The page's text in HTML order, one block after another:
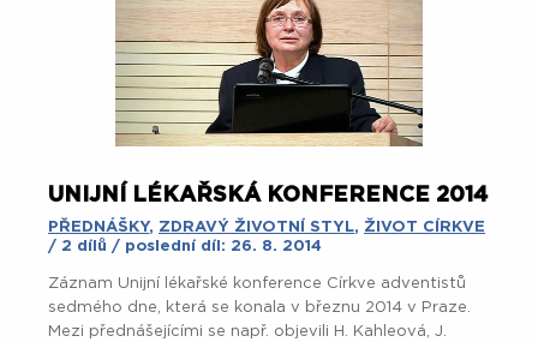
UNIJNÍ LÉKAŘSKÁ KONFERENCE 2014
PŘEDNÁŠKY, ZDRAVÝ ŽIVOTNÍ STYL, ŽIVOT CÍRKVE
/ 2 dílů / poslední díl: 26. 8. 2014
Záznam Unijní lékařské konference Církve adventistů
sedmého dne, která se konala v březnu 2014 v Praze.
Mezi přednášejícími se např. objevili H. Kahleová, J.